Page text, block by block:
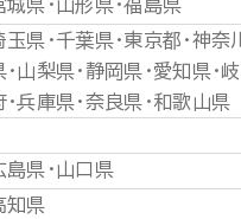
城県・山形県・福島県
県・千葉県・東京都・神奈
山梨県・静岡県・愛知県・
兵庫県・奈良県・和歌山県
島県・山口県
知県